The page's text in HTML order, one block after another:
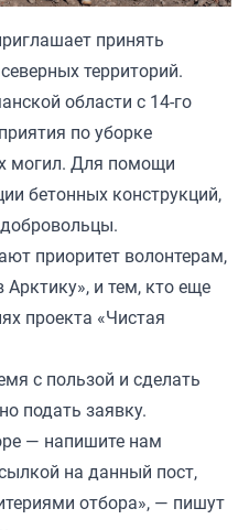
принять
территорий.
области с 14-го
по уборке
могил. Для помощи
бетонных конструкций,
приоритет волонтерам,
и тем, кто еще
проекта «Чистая
с пользой и сделать
подать заявку.
— напишите нам
на данный пост,
отбора», — пишут